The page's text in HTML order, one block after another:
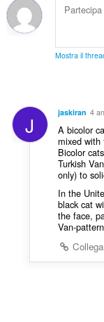
Mostra il
J jaskiran 4
A bicolor
mixed with
Bicolor
Turkish
only) to
In the
black cat
the face,
Van-